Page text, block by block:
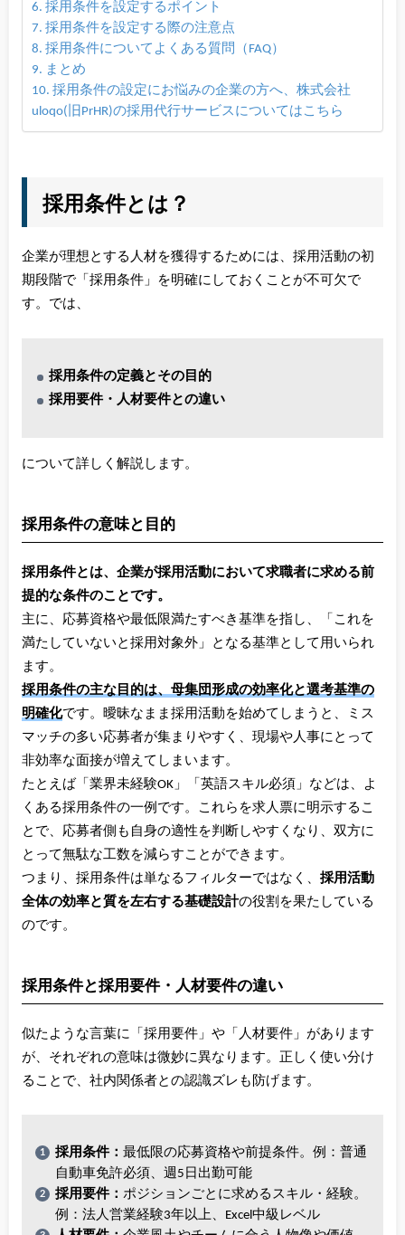
採用条件を設定するポイント
採用条件を設定する際の注意点
採用条件についてよくある質問（FAQ）
まとめ
採用条件の設定にお悩みの企業の方へ、株式会社
uloqo(旧PrHR)の採用代行サービスについてはこちら
採用条件とは？
企業が理想とする人材を獲得するためには、採用活動の初
期段階で「採用条件」を明確にしておくことが不可欠で
す。では、
採用条件の定義とその目的
採用要件・人材要件との違い
について詳しく解説します。
採用条件の意味と目的
採用条件とは、企業が採用活動において求職者に求める前
提的な条件のことです。
主に、応募資格や最低限満たすべき基準を指し、「これを
満たしていないと採用対象外」となる基準として用いられ
ます。
採用条件の主な目的は、母集団形成の効率化と選考基準の
明確化です。曖昧なまま採用活動を始めてしまうと、ミス
マッチの多い応募者が集まりやすく、現場や人事にとって
非効率な面接が増えてしまいます。
たとえば「業界未経験OK」「英語スキル必須」などは、よ
くある採用条件の一例です。これらを求人票に明示するこ
とで、応募者側も自身の適性を判断しやすくなり、双方に
とって無駄な工数を減らすことができます。
つまり、採用条件は単なるフィルターではなく、 採用活動
全体の効率と質を左右する基礎設計の役割を果たしている
のです。
採用条件と採用要件・人材要件の違い
似たような言葉に「採用要件」や「人材要件」があります
が、それぞれの意味は微妙に異なります。正しく使い分け
ることで、社内関係者との認識ズレも防げます。
採用条件： 最低限の応募資格や前提条件。例：普通
自動車免許必須、週5日出勤可能
採用要件： ポジションごとに求めるスキル・経験。
例：法人営業経験3年以上、Excel中級レベル